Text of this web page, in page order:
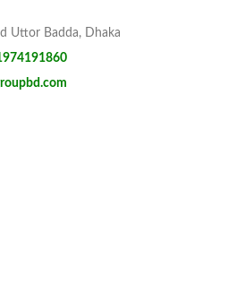
Uttor Badda, Dhaka